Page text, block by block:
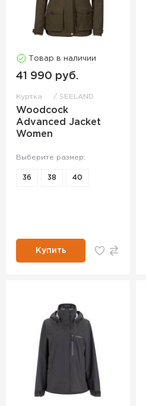
Товар в наличии
41 990 руб.
Куртка SEELAND
Woodcock
Advanced Jacket
Women
Выберите размер:
36 38 40
Купить